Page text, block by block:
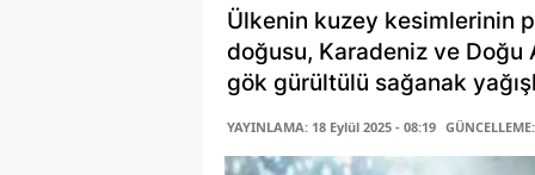
Ülkenin kuzey kesimlerinin
doğusu, Karadeniz ve Doğu
gök gürültülü sağanak
YAYINLAMA: 18 Eylül 2025 - 08:19